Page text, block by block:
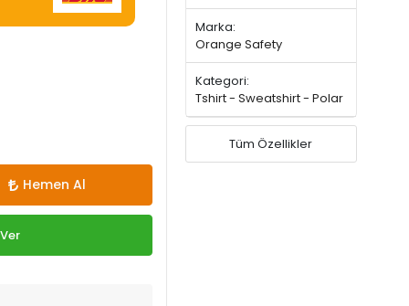
Hemen Al
Marka:
Orange Safety
Kategori:
Tshirt - Sweatshirt - Polar
Tüm Özellikler